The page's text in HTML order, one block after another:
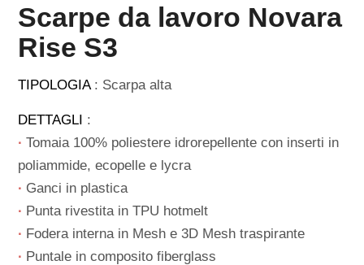
Scarpe da lavoro Novara
Rise S3
TIPOLOGIA: Scarpa alta
DETTAGLI :
∙ Tomaia 100% poliestere idrorepellente con inserti in
poliammide, ecopelle e lycra
∙ Ganci in plastica
∙ Punta rivestita in TPU hotmelt
∙ Fodera interna in Mesh e 3D Mesh traspirante
∙ Puntale in composito fiberglass